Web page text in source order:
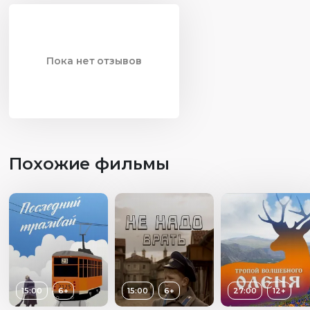
Пока нет отзывов
Похожие фильмы
15:00 6+ 15:00 6+ 27:00 12+